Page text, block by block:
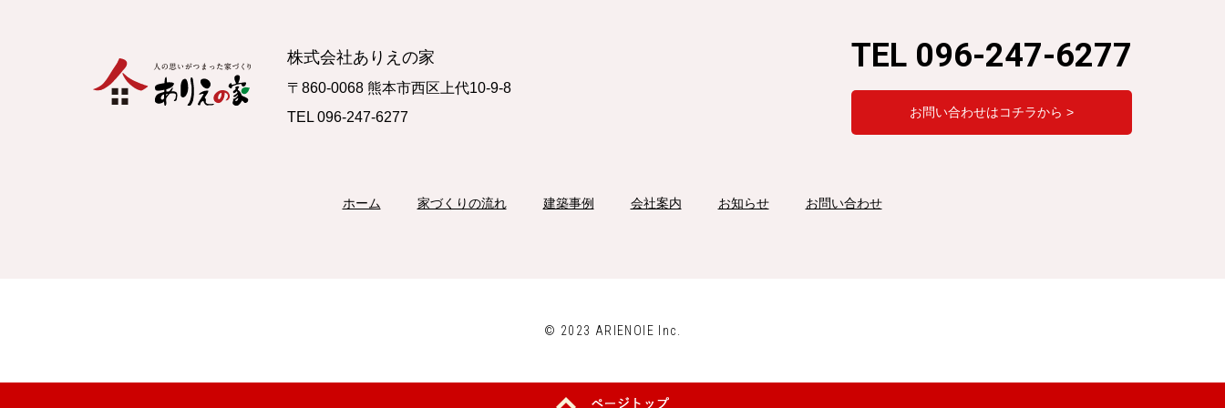
株式会社ありえの家
〒860-0068 熊本市西区上代10-9-8
TEL 096-247-6277
TEL 096-247-6277
お問い合わせはコチラから >
ホーム 家づくりの流れ 建築事例 会社案内 お知らせ お問い合わせ
© 2023 ARIENOIE Inc.